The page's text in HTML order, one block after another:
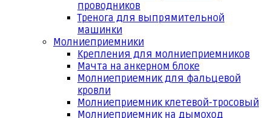
проводников
Тренога для выпрямительной
машинки
Молниеприемники
Крепления для молниеприемников
Мачта на анкерном блоке
Молниеприемник для фальцевой
кровли
Молниеприемник клетевой-тросовый
Молниеприемник на дымоход